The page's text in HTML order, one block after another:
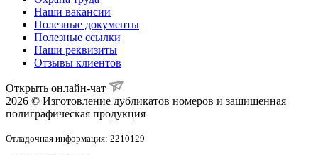
Наши вакансии
Полезные документы
Полезные ссылки
Наши реквизиты
Отзывы клиентов
Открыть онлайн-чат
2026 © Изготовление дубликатов номеров и защищенная
полиграфическая продукция
Отладочная информация: 2210129